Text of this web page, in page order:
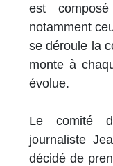
est
notamment
se déroule la
monte à
évolue.
Le comité
journaliste
décidé de